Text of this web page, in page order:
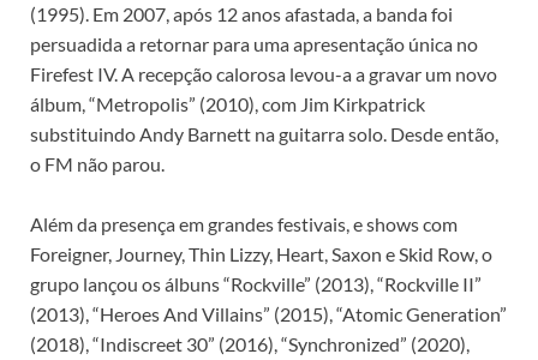
(1995). Em 2007, após 12 anos afastada, a banda foi
persuadida a retornar para uma apresentação única no
Firefest IV. A recepção calorosa levou-a a gravar um novo
álbum, “Metropolis” (2010), com Jim Kirkpatrick
substituindo Andy Barnett na guitarra solo. Desde então,
o FM não parou.
Além da presença em grandes festivais, e shows com
Foreigner, Journey, Thin Lizzy, Heart, Saxon e Skid Row, o
grupo lançou os álbuns “Rockville” (2013), “Rockville II”
(2013), “Heroes And Villains” (2015), “Atomic Generation”
(2018), “Indiscreet 30” (2016), “Synchronized” (2020),